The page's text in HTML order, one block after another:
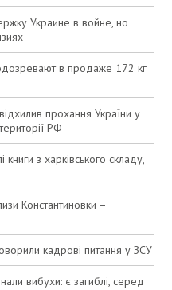
Украине в войне, но
в продаже 172 кг
прохання України у
РФ
з харківського складу,
Константиновки –
кадрові питання у ЗСУ
вибухи: є загиблі, серед